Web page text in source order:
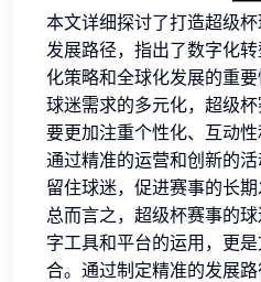
本文详细探讨了打造超级
发展路径，指出了数字化
化策略和全球化发展的重
球迷需求的多元化，超级
要更加注重个性化、互动
通过精准的运营和创新的
留住球迷，促进赛事的长期
总而言之，超级杯赛事的
字工具和平台的运用，更
合。通过制定精准的发展